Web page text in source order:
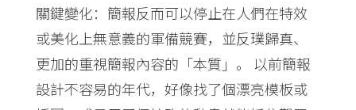
關鍵變化：簡報反而可以停止在人們在特效
或美化上無意義的軍備競賽，並反璞歸真、
更加的重視簡報內容的「本質」。 以前簡報
設計不容易的年代，好像找了個漂亮模板或